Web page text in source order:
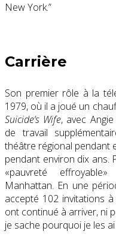
New York.”
Carrière
Son premier rôle à la
1979, où il a joué un
Suicide’s Wife, avec
de travail
théâtre régional pendant
pendant environ dix ans.
«pauvreté
Manhattan. En une
accepté 102 invitations
ont continué à arriver, ni
je sache pourquoi je les